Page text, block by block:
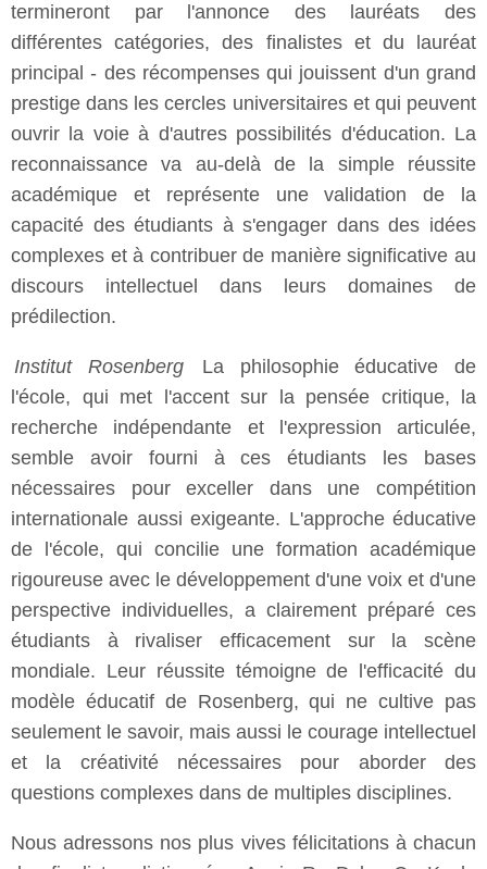
termineront par l'annonce des lauréats des
différentes catégories, des finalistes et du lauréat
principal - des récompenses qui jouissent d'un grand
prestige dans les cercles universitaires et qui peuvent
ouvrir la voie à d'autres possibilités d'éducation. La
reconnaissance va au-delà de la simple réussite
académique et représente une validation de la
capacité des étudiants à s'engager dans des idées
complexes et à contribuer de manière significative au
discours intellectuel dans leurs domaines de
prédilection.
Institut Rosenberg
La philosophie éducative de
l'école, qui met l'accent sur la pensée critique, la
recherche indépendante et l'expression articulée,
semble avoir fourni à ces étudiants les bases
nécessaires pour exceller dans une compétition
internationale aussi exigeante. L'approche éducative
de l'école, qui concilie une formation académique
rigoureuse avec le développement d'une voix et d'une
perspective individuelles, a clairement préparé ces
étudiants à rivaliser efficacement sur la scène
mondiale. Leur réussite témoigne de l'efficacité du
modèle éducatif de Rosenberg, qui ne cultive pas
seulement le savoir, mais aussi le courage intellectuel
et la créativité nécessaires pour aborder des
questions complexes dans de multiples disciplines.
Nous adressons nos plus vives félicitations à chacun